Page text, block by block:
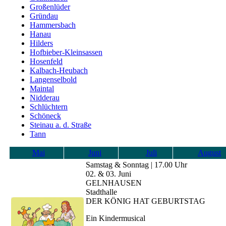
Großenlüder
Gründau
Hammersbach
Hanau
Hilders
Hofbieber-Kleinsassen
Hosenfeld
Kalbach-Heubach
Langenselbold
Maintal
Nidderau
Schlüchtern
Schöneck
Steinau a. d. Straße
Tann
Mai Juni Juli August
Samstag & Sonntag | 17.00 Uhr
02. & 03. Juni
GELNHAUSEN
Stadthalle
DER KÖNIG HAT GEBURTSTAG
Ein Kindermusical